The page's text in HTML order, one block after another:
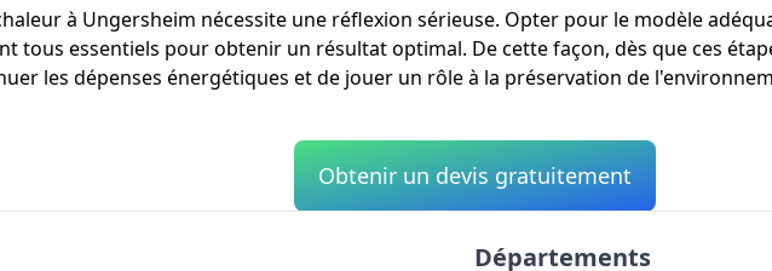
à Ungersheim nécessite une réflexion sérieuse. Opter pour le modèle
tous essentiels pour obtenir un résultat optimal. De cette façon, dès que ces
les dépenses énergétiques et de jouer un rôle à la préservation de
Obtenir un devis gratuitement
Départements